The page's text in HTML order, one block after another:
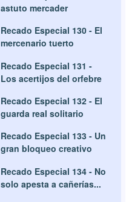
astuto mercader
Recado Especial 130 - El
mercenario tuerto
Recado Especial 131 -
Los acertijos del orfebre
Recado Especial 132 - El
guarda real solitario
Recado Especial 133 - Un
gran bloqueo creativo
Recado Especial 134 - No
solo apesta a cañerías...